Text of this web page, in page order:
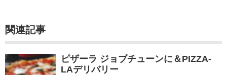
関連記事
ピザーラ ジョブチューンに＆PIZZA-
LAデリバリー